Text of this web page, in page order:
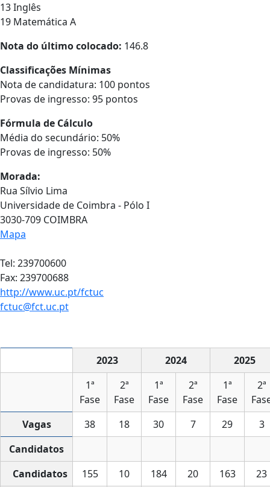
13 Inglês
19 Matemática A
Nota do último colocado: 146.8
Classificações Mínimas
Nota de candidatura: 100 pontos
Provas de ingresso: 95 pontos
Fórmula de Cálculo
Média do secundário: 50%
Provas de ingresso: 50%
Morada:
Rua Sílvio Lima
Universidade de Coimbra - Pólo I
3030-709 COIMBRA
Mapa
Tel: 239700600
Fax: 239700688
http://www.uc.pt/fctuc
fctuc@fct.uc.pt
2023 2024
2025
1ª
Fase
2ª
Fase
1ª
Fase
2ª
Fase
1ª
Fase
2ª
Vagas
38 18 30 7 29
3
Candidatos
Candidatos
155 10 184 20 163
23